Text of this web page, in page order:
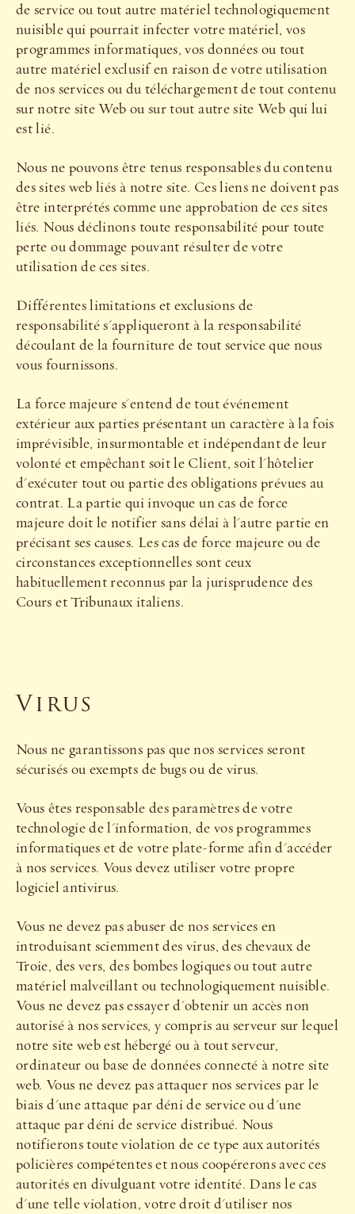
de service ou tout autre matériel technologiquement
nuisible qui pourrait infecter votre matériel, vos
programmes informatiques, vos données ou tout
autre matériel exclusif en raison de votre utilisation
de nos services ou du téléchargement de tout contenu
sur notre site Web ou sur tout autre site Web qui lui
est lié.
Nous ne pouvons être tenus responsables du contenu
des sites web liés à notre site. Ces liens ne doivent pas
être interprétés comme une approbation de ces sites
liés. Nous déclinons toute responsabilité pour toute
perte ou dommage pouvant résulter de votre
utilisation de ces sites.
Différentes limitations et exclusions de
responsabilité s'appliqueront à la responsabilité
découlant de la fourniture de tout service que nous
vous fournissons.
La force majeure s'entend de tout événement
extérieur aux parties présentant un caractère à la fois
imprévisible, insurmontable et indépendant de leur
volonté et empêchant soit le Client, soit l'hôtelier
d'exécuter tout ou partie des obligations prévues au
contrat. La partie qui invoque un cas de force
majeure doit le notifier sans délai à l'autre partie en
précisant ses causes. Les cas de force majeure ou de
circonstances exceptionnelles sont ceux
habituellement reconnus par la jurisprudence des
Cours et Tribunaux italiens.
Virus
Nous ne garantissons pas que nos services seront
sécurisés ou exempts de bugs ou de virus.
Vous êtes responsable des paramètres de votre
technologie de l'information, de vos programmes
informatiques et de votre plate-forme afin d'accéder
à nos services. Vous devez utiliser votre propre
logiciel antivirus.
Vous ne devez pas abuser de nos services en
introduisant sciemment des virus, des chevaux de
Troie, des vers, des bombes logiques ou tout autre
matériel malveillant ou technologiquement nuisible.
Vous ne devez pas essayer d'obtenir un accès non
autorisé à nos services, y compris au serveur sur lequel
notre site web est hébergé ou à tout serveur,
ordinateur ou base de données connecté à notre site
web. Vous ne devez pas attaquer nos services par le
biais d'une attaque par déni de service ou d'une
attaque par déni de service distribué. Nous
notifierons toute violation de ce type aux autorités
policières compétentes et nous coopérerons avec ces
autorités en divulguant votre identité. Dans le cas
d'une telle violation, votre droit d'utiliser nos